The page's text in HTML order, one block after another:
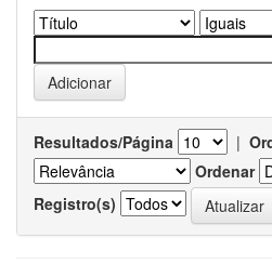
Resultados/Página |
Ordenar
Registro(s)